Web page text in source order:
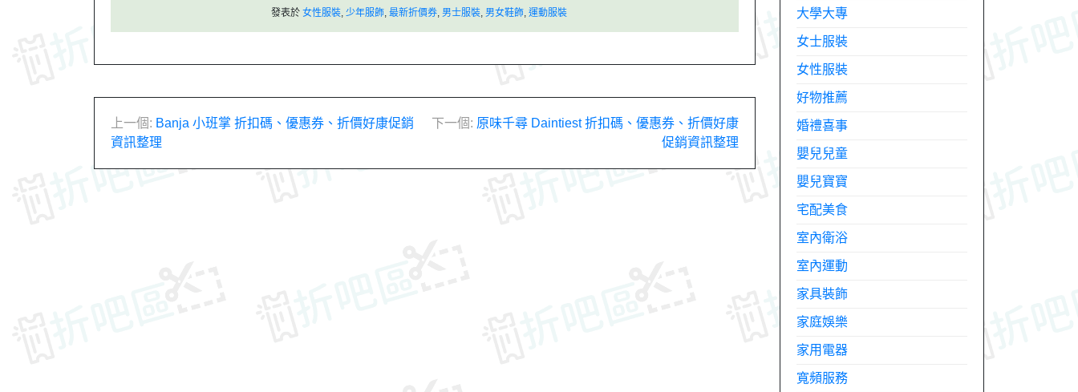
發表於 女性服裝, 少年服飾, 最新折價券, 男士服裝, 男女鞋飾, 運動服裝
文
上一個: Banja 小班掌 折扣碼、優惠券、折價好康促銷
資訊整理
下一個: 原味千尋 Daintiest 折扣碼、優惠券、折價好康
促銷資訊整理
大學大專
女士服裝
女性服裝
好物推薦
婚禮喜事
嬰兒兒童
嬰兒寶寶
宅配美食
室內衛浴
室內運動
家具裝飾
家庭娛樂
家用電器
寬頻服務